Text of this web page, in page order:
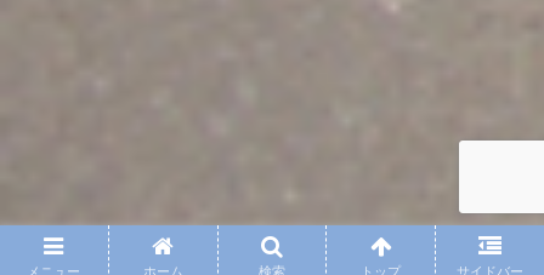
メニュー ホーム 検索 トップ サイドバー